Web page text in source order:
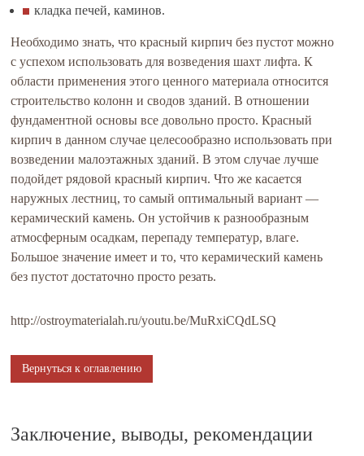
кладка печей, каминов.
Необходимо знать, что красный кирпич без пустот можно
с успехом использовать для возведения шахт лифта. К
области применения этого ценного материала относится
строительство колонн и сводов зданий. В отношении
фундаментной основы все довольно просто. Красный
кирпич в данном случае целесообразно использовать при
возведении малоэтажных зданий. В этом случае лучше
подойдет рядовой красный кирпич. Что же касается
наружных лестниц, то самый оптимальный вариант —
керамический камень. Он устойчив к разнообразным
атмосферным осадкам, перепаду температур, влаге.
Большое значение имеет и то, что керамический камень
без пустот достаточно просто резать.
http://ostroymaterialah.ru/youtu.be/MuRxiCQdLSQ
Вернуться к оглавлению
Заключение, выводы, рекомендации